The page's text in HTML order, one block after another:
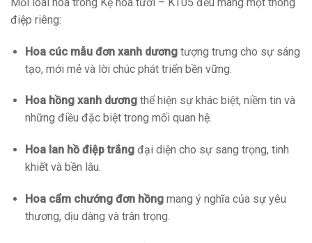
điệp riêng:
Hoa cúc mẫu đơn xanh dươngtượng trưng cho sự sáng
tạo, mới mẻ và lời chúc phát triển bền vững.
Hoa hồng xanh dươngthể hiện sự khác biệt, niềm tin và
những điều đặc biệt trong mối quan hệ.
Hoa lan hồ điệp trắngđại diện cho sự sang trọng, tinh
khiết và bền lâu.
Hoa cẩm chướng đơn hồngmang ý nghĩa của sự yêu
thương, dịu dàng và trân trọng.